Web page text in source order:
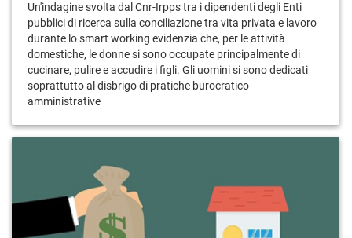
Un'indagine svolta dal Cnr-Irpps tra i dipendenti degli Enti
pubblici di ricerca sulla conciliazione tra vita privata e lavoro
durante lo smart working evidenzia che, per le attività
domestiche, le donne si sono occupate principalmente di
cucinare, pulire e accudire i figli. Gli uomini si sono dedicati
soprattutto al disbrigo di pratiche burocratico-
amministrative